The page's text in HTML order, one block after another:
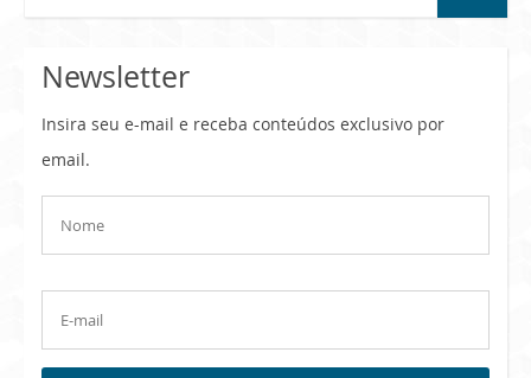
Newsletter
Insira seu e-mail e receba conteúdos exclusivo por
email.